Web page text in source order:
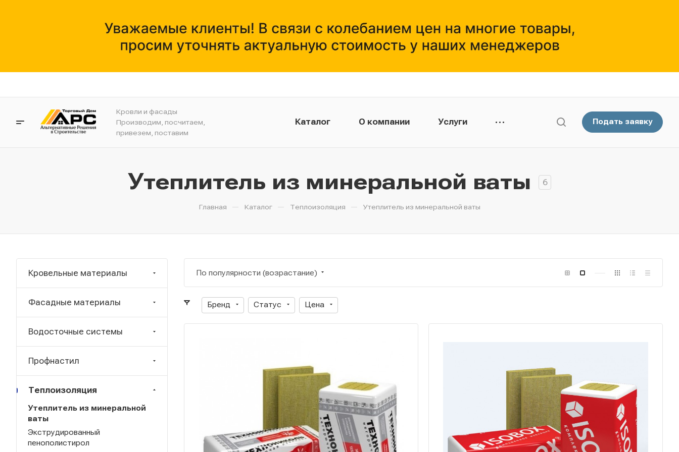
Кровли и фасады
Производим, посчитаем,
привезем, поставим
Каталог О компании Услуги Подать заявку
Утеплитель из минеральной ваты 6
Главная — Каталог — Теплоизоляция — Утеплитель из минеральной ваты
По популярности (возрастание)
Бренд Статус Цена
Кровельные материалы
Фасадные материалы
Водосточные системы
Профнастил
Теплоизоляция
Утеплитель из минеральной
ваты
Экструдированный
пенополистирол